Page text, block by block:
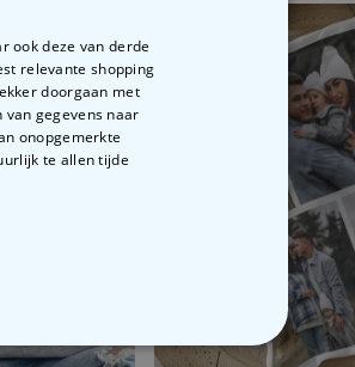
ook deze van derde
relevante shopping
doorgaan met
gegevens naar
onopgemerkte
te allen tijde
OVERIGE